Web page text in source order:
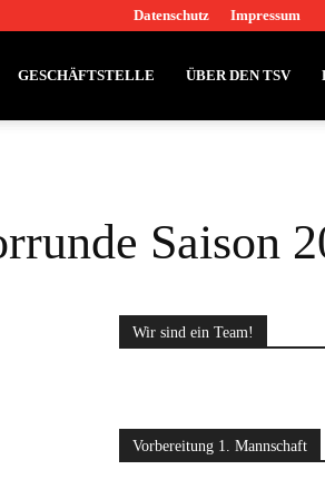
Datenschutz Impressum
GESCHÄFTSTELLE ÜBER DEN TSV
Saison
Wir sind ein Team!
Vorbereitung 1. Mannschaft